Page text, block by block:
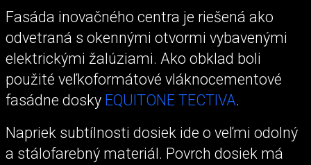
Fasáda inovačného centra je riešená ako
odvetraná s okennými otvormi vybavenými
elektrickými žalúziami. Ako obklad boli
použité veľkoformátové vláknocementové
fasádne dosky EQUITONE TECTIVA.
Napriek subtílnosti dosiek ide o veľmi odolný
a stálofarebný materiál. Povrch dosiek má